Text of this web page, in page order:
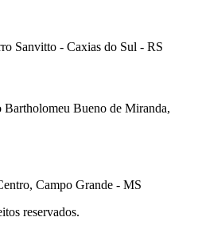
Sanvitto - Caxias do Sul - RS
Bueno de Miranda,
Campo Grande - MS
reservados.